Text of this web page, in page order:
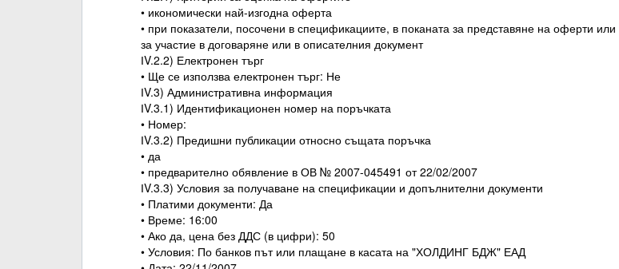
• икономически най-изгодна оферта
• при показатели, посочени в спецификациите, в поканата за представяне на оферти или
за участие в договаряне или в описателния документ
ІV.2.2) Електронен търг
• Ще се използва електронен търг: Не
ІV.3) Административна информация
ІV.3.1) Идентификационен номер на поръчката
• Номер:
ІV.3.2) Предишни публикации относно същата поръчка
• да
• предварително обявление в ОВ № 2007-045491 от 22/02/2007
ІV.3.3) Условия за получаване на спецификации и допълнителни документи
• Платими документи: Да
• Време: 16:00
• Ако да, цена без ДДС (в цифри): 50
• Условия: По банков път или плащане в касата на "ХОЛДИНГ БДЖ" ЕАД